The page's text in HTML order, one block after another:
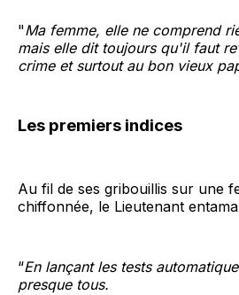
"Ma femme, elle ne comprend
mais elle dit toujours qu'il faut
crime et surtout au bon vieux
Les premiers indices
Au fil de ses gribouillis sur une
chiffonnée, le Lieutenant
“En lançant les tests
presque tous.